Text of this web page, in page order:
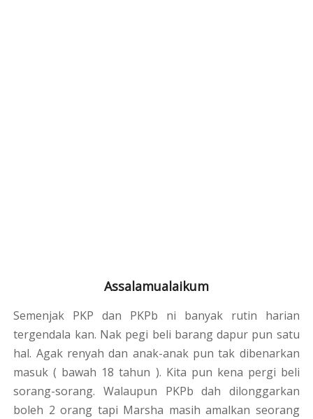
Assalamualaikum
Semenjak PKP dan PKPb ni banyak rutin harian
tergendala kan. Nak pegi beli barang dapur pun satu
hal. Agak renyah dan anak-anak pun tak dibenarkan
masuk ( bawah 18 tahun ). Kita pun kena pergi beli
sorang-sorang. Walaupun PKPb dah dilonggarkan
boleh 2 orang tapi Marsha masih amalkan seorang